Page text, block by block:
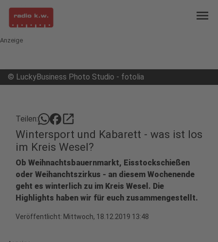
menu
Anzeige
© LuckyBusiness Photo Studio - fotolia
Teilen: open_in_new
Wintersport und Kabarett - was ist los
im Kreis Wesel?
Ob Weihnachtsbauernmarkt, Eisstockschießen
oder Weihanchtszirkus - an diesem Wochenende
geht es winterlich zu im Kreis Wesel. Die
Highlights haben wir für euch zusammengestellt.
Veröffentlicht: Mittwoch, 18.12.2019 13:48